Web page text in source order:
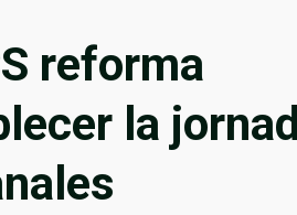
reforma
la